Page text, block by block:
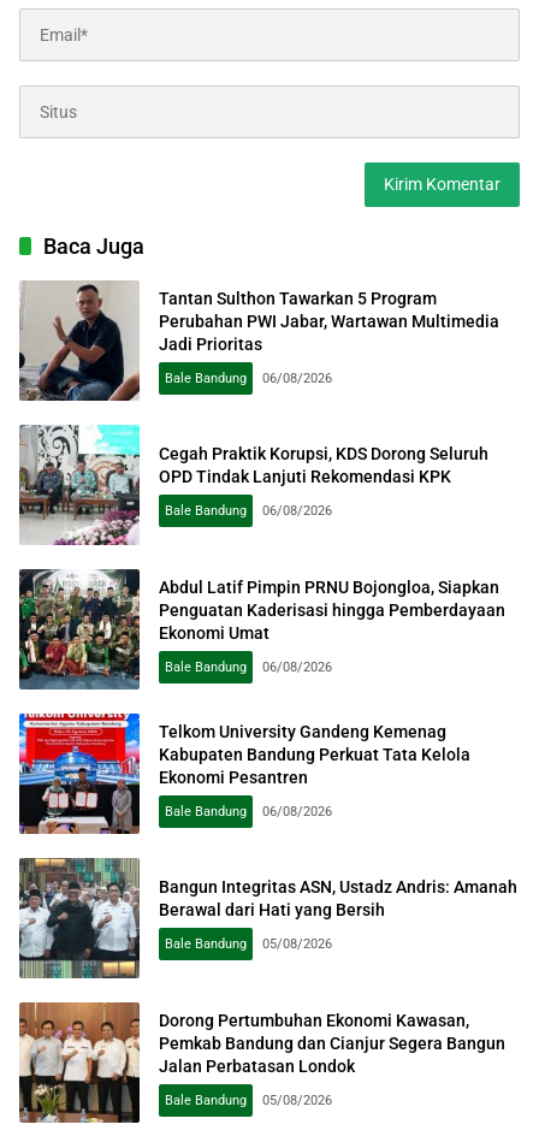
Baca Juga
Tantan Sulthon Tawarkan 5 Program
Perubahan PWI Jabar, Wartawan Multimedia
Jadi Prioritas
Bale Bandung 06/08/2026
Cegah Praktik Korupsi, KDS Dorong Seluruh
OPD Tindak Lanjuti Rekomendasi KPK
Bale Bandung 06/08/2026
Abdul Latif Pimpin PRNU Bojongloa, Siapkan
Penguatan Kaderisasi hingga Pemberdayaan
Ekonomi Umat
Bale Bandung 06/08/2026
Telkom University Gandeng Kemenag
Kabupaten Bandung Perkuat Tata Kelola
Ekonomi Pesantren
Bale Bandung 06/08/2026
Bangun Integritas ASN, Ustadz Andris: Amanah
Berawal dari Hati yang Bersih
Bale Bandung 05/08/2026
Dorong Pertumbuhan Ekonomi Kawasan,
Pemkab Bandung dan Cianjur Segera Bangun
Jalan Perbatasan Londok
Bale Bandung 05/08/2026